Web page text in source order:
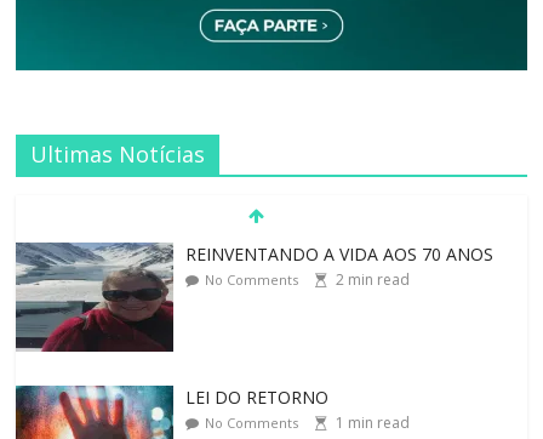
Ultimas Notícias
LEI DO RETORNO
No Comments 1 min read
O ATO DE ABRAÇAR
No Comments 1 min read